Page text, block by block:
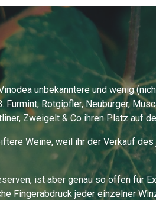
unbekanntere und wenig
Furmint, Rotgipfler, Neuburger,
Zweigelt & Co ihren Platz auf
Weine, weil ihr der Verkauf
ist aber genau so offen für
Fingerabdruck jeder einzelner